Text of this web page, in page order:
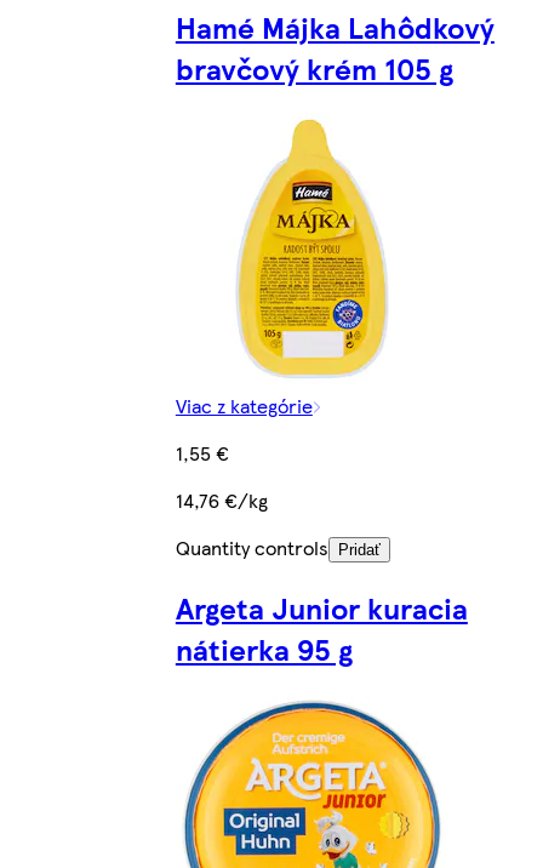
Hamé Májka Lahôdkový
bravčový krém 105 g
Viac z kategórie
1,55 €
14,76 €/kg
Quantity controls
Pridať
Argeta Junior kuracia
nátierka 95 g